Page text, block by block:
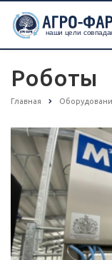
Роботы
Главная